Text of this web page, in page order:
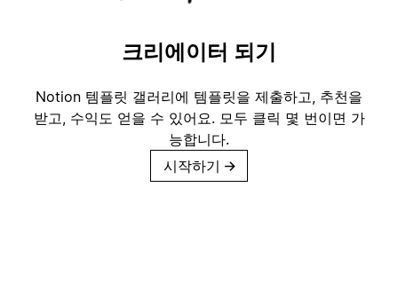
크리에이터 되기
Notion 템플릿 갤러리에 템플릿을 제출하고, 추천을
받고, 수익도 얻을 수 있어요. 모두 클릭 몇 번이면 가
능합니다.
시작하기 →